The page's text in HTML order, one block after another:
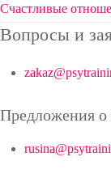
Счастливые
Вопросы и
Предложения о